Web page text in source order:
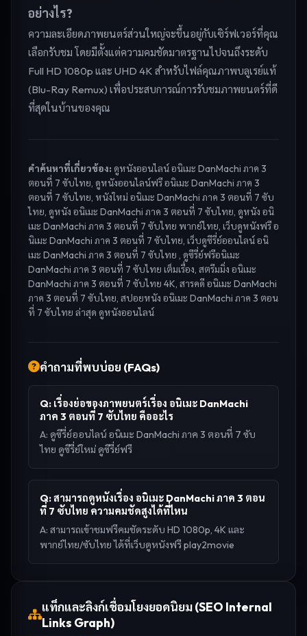
อย่างไร?
ความละเอียดภาพยนตร์ส่วนใหญ่จะขึ้นอยู่กับเซิร์ฟเวอร์ที่คุณ
เลือกรับชม โดยมีตั้งแต่ความคมชัดมาตรฐานไปจนถึงระดับ
Full HD 1080p และ UHD 4K สำหรับไฟล์คุณภาพบลูเรย์แท้
(Blu-Ray Remux) เพื่อประสบการณ์การรับชมภาพยนตร์ที่ดี
ที่สุดในบ้านของคุณ
คำค้นหาที่เกี่ยวข้อง: ดูหนังออนไลน์ อนิเมะ DanMachi ภาค 3
ตอนที่ 7 ซับไทย, ดูหนังออนไลน์ฟรี อนิเมะ DanMachi ภาค 3
ตอนที่ 7 ซับไทย, หนังใหม่ อนิเมะ DanMachi ภาค 3 ตอนที่ 7 ซับ
ไทย, ดูหนัง อนิเมะ DanMachi ภาค 3 ตอนที่ 7 ซับไทย, ดูหนัง อนิ
เมะ DanMachi ภาค 3 ตอนที่ 7 ซับไทย พากย์ไทย, เว็บดูหนังฟรี อ
นิเมะ DanMachi ภาค 3 ตอนที่ 7 ซับไทย, เว็บดูซีรี่ย์ออนไลน์ อนิ
เมะ DanMachi ภาค 3 ตอนที่ 7 ซับไทย , ดูซีรี่ย์ฟรีอนิเมะ
DanMachi ภาค 3 ตอนที่ 7 ซับไทย เต็มเรื่อง, สตรีมมิ่ง อนิเมะ
DanMachi ภาค 3 ตอนที่ 7 ซับไทย 4K, สารคดี อนิเมะ DanMachi
ภาค 3 ตอนที่ 7 ซับไทย, สปอยหนัง อนิเมะ DanMachi ภาค 3 ตอน
ที่ 7 ซับไทย ล่าสุด ดูหนังออนไลน์
คำถามที่พบบ่อย (FAQs)
Q: เรื่องย่อของภาพยนตร์เรื่อง อนิเมะ DanMachi
ภาค 3 ตอนที่ 7 ซับไทย คืออะไร
A: ดูซีรี่ย์ออนไลน์ อนิเมะ DanMachi ภาค 3 ตอนที่ 7 ซับ
ไทย ดูซีรี่ย์ใหม่ ดูซีรี่ย์ฟรี
Q:สามารถดูหนังเรื่อง อนิเมะ DanMachi ภาค 3 ตอน
ที่ 7 ซับไทย ความคมชัดสูงได้ที่ไหน
A: สามารถเข้าชมฟรีคมชัดระดับ HD 1080p, 4K และ
พากย์ไทย/ซับไทย ได้ที่เว็บดูหนังฟรี play2movie
แท็กและลิงก์เชื่อมโยงยอดนิยม (SEO Internal
Links Graph)